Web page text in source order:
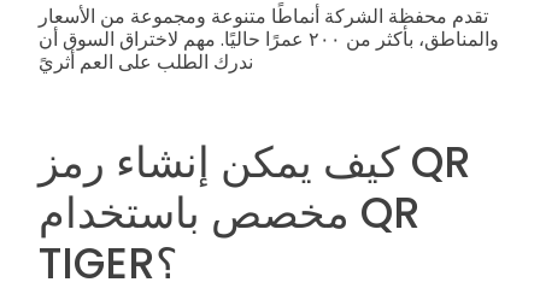
تقدم محفظة الشركة أنماطًا متنوعة ومجموعة من الأسعار
والمناطق، بأكثر من ٢٠٠ عمرًا حاليًا. مهم لاختراق السوق أن
ندرك الطلب على العم أثريً
كيف يمكن إنشاء رمز QR
مخصص باستخدام QR
TIGER؟